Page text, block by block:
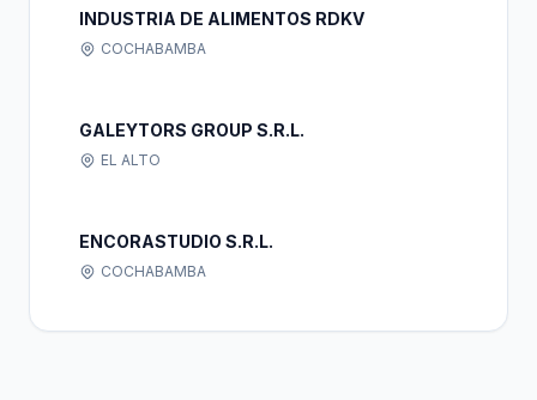
INDUSTRIA DE ALIMENTOS RDKV
COCHABAMBA
GALEYTORS GROUP S.R.L.
EL ALTO
ENCORASTUDIO S.R.L.
COCHABAMBA